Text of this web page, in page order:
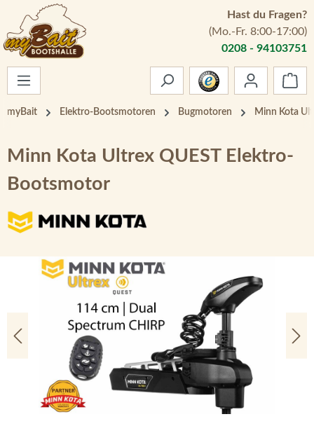
Zum Hauptinhalt springen
Hast du Fragen?
(Mo.-Fr. 8:00-17:00)
0208 - 94103751
myBait Elektro-Bootsmotoren Bugmotoren Minn Kota
Minn Kota Ultrex QUEST Elektro-
Bootsmotor
Bildergalerie überspringen